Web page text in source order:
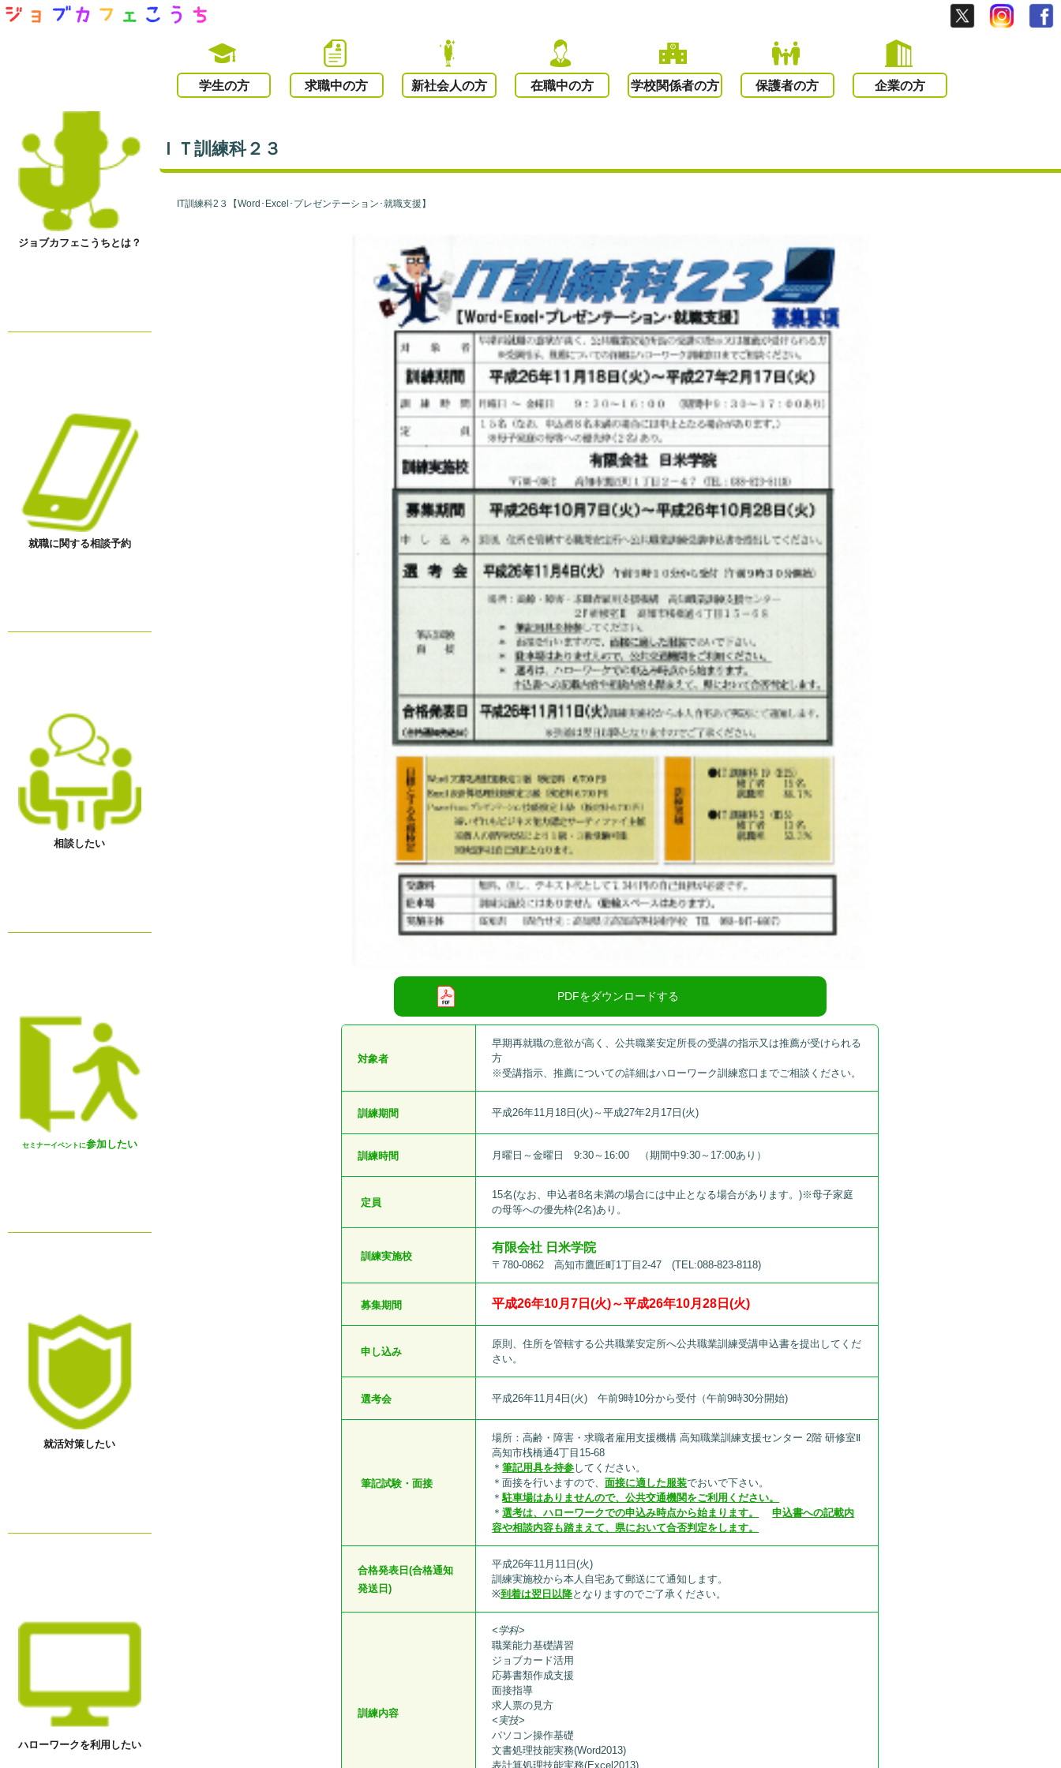
学生の方 求職中の方 新社会人の方 在職中の方 学校関係者の方 保護者の方 企業の方
ジョブカフェこうちとは？
就職に関する相談予約
相談したい
セミナーイベントに参加したい
就活対策したい
ハローワークを利用したい
ＩＴ訓練科２３
IT訓練科2３【Word･Excel･プレゼンテーション･就職支援】
対象者
早期再就職の意欲が高く、公共職業安定所長の受講の指示又は推薦が受けられる
方
※受講指示、推薦についての詳細はハローワーク訓練窓口までご相談ください。
訓練期間 平成26年11月18日(火)～平成27年2月17日(火)
訓練時間 月曜日～金曜日 9:30～16:00 （期間中9:30～17:00あり）
定員
15名(なお、申込者8名未満の場合には中止となる場合があります。)※母子家庭
の母等への優先枠(2名)あり。
訓練実施校
有限会社 日米学院
〒780-0862 高知市鷹匠町1丁目2-47 (TEL:088-823-8118)
募集期間 平成26年10月7日(火)～平成26年10月28日(火)
申し込み
原則、住所を管轄する公共職業安定所へ公共職業訓練受講申込書を提出してくだ
さい。
選考会 平成26年11月4日(火) 午前9時10分から受付（午前9時30分開始)
筆記試験・面接
場所：高齢・障害・求職者雇用支援機構 高知職業訓練支援センター 2階 研修室Ⅱ
高知市桟橋通4丁目15-68
＊筆記用具を持参してください。
＊面接を行いますので、面接に適した服装でおいで下さい。
＊駐車場はありませんので、公共交通機関をご利用ください。
＊選考は、ハローワークでの申込み時点から始まります。
申込書への記載内
容や相談内容も踏まえて、県において合否判定をします。
合格発表日(合格通知
発送日)
平成26年11月11日(火)
訓練実施校から本人自宅あて郵送にて通知します。
※到着は翌日以降となりますのでご了承ください。
訓練内容
<学科>
職業能力基礎講習
ジョブカード活用
応募書類作成支援
面接指導
求人票の見方
<実技>
パソコン操作基礎
文書処理技能実務(Word2013)
表計算処理技能実務(Excel2013)